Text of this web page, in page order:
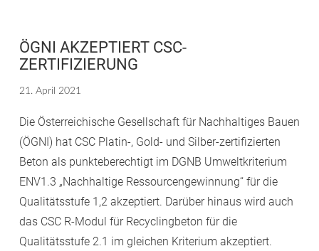
ÖGNI AKZEPTIERT CSC-
ZERTIFIZIERUNG
21. April 2021
Die Österreichische Gesellschaft für Nachhaltiges Bauen
(ÖGNI) hat CSC Platin-, Gold- und Silber-zertifizierten
Beton als punkteberechtigt im DGNB Umweltkriterium
ENV1.3 „Nachhaltige Ressourcengewinnung“ für die
Qualitätsstufe 1,2 akzeptiert. Darüber hinaus wird auch
das CSC R-Modul für Recyclingbeton für die
Qualitätsstufe 2.1 im gleichen Kriterium akzeptiert.